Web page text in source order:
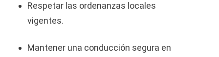
Respetar las ordenanzas locales
vigentes.
Mantener una conducción segura en